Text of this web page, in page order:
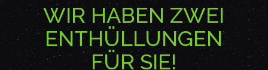
WIR HABEN ZWEI
ENTHÜLLUNGEN
FÜR SIE!